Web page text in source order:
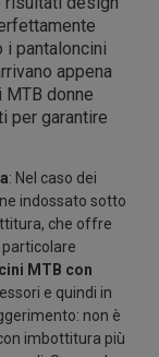
i pantaloncini
appena
MTB donne
per garantire
: Nel caso dei
indossato sotto
che offre
MTB con
e quindi in
non è
imbottitura più